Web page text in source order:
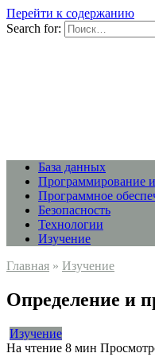
Перейти к содержанию
Search for:
База данных
Программирование и
Программное
Безопасность
Технологии
Изучение
Главная » Изучение
Определение и
Изучение
На чтение 8 мин